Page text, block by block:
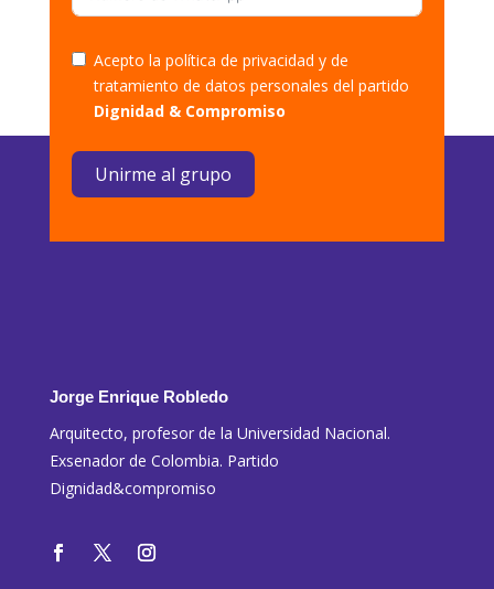
Acepto la política de privacidad y de
tratamiento de datos personales del partido
Dignidad & Compromiso
Unirme al grupo
Jorge Enrique Robledo
Arquitecto, profesor de la Universidad Nacional.
Exsenador de Colombia. Partido
Dignidad&compromiso